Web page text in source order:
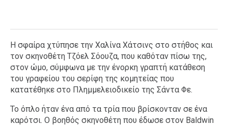
Η σφαίρα χτύπησε την Χαλίνα Χάτσινς στο στήθος και
τον σκηνοθέτη Τζόελ Σόουζα, που καθόταν πίσω της,
στον ώμο, σύμφωνα με την ένορκη γραπτή κατάθεση
του γραφείου του σερίφη της κομητείας που
κατατέθηκε στο Πλημμελειοδικείο της Σάντα Φε.
Το όπλο ήταν ένα από τα τρία που βρίσκονταν σε ένα
καρότσι. Ο βοηθός σκηνοθέτη που έδωσε στον Baldwin